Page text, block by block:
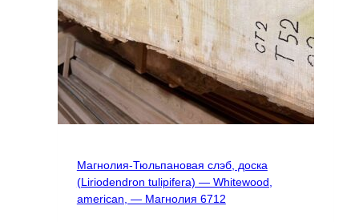
Магнолия-Тюльпановая слэб, доска
(Liriodendron tulipifera) — Whitewood,
american, — Магнолия 6712